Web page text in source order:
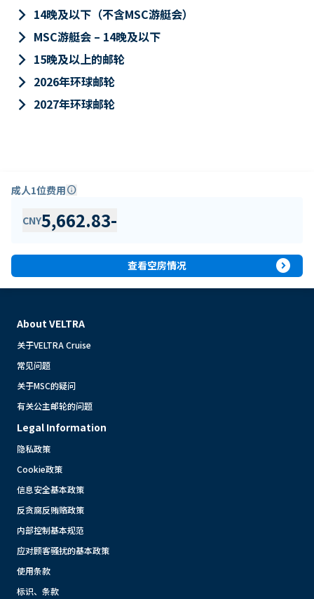
keyboard_arrow_right 14晚及以下（不含MSC游艇会）
keyboard_arrow_right MSC游艇会 – 14晚及以下
keyboard_arrow_right 15晚及以上的邮轮
keyboard_arrow_right 2026年环球邮轮
keyboard_arrow_right 2027年环球邮轮
成人1位费用info
CNY5,662.83-
查看空房情况 expand_circle_right
About VELTRA
关于VELTRA Cruise
常见问题
关于MSC的疑问
有关公主邮轮的问题
Legal Information
隐私政策
Cookie政策
信息安全基本政策
反贪腐反贿赂政策
内部控制基本规范
应对顾客骚扰的基本政策
使用条款
标识、条款